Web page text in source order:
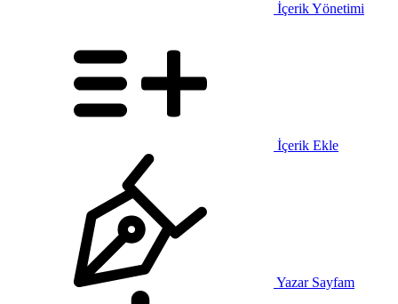
İçerik Yönetimi
İçerik Ekle
Yazar Sayfam